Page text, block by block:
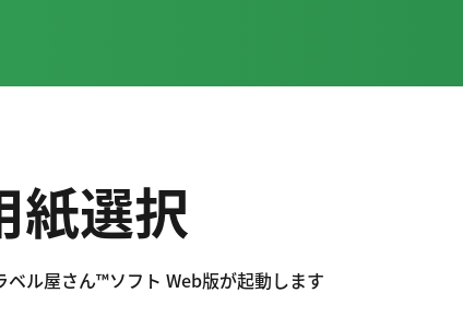
紙選択
ベル屋さん™ソフト Web版が起動します